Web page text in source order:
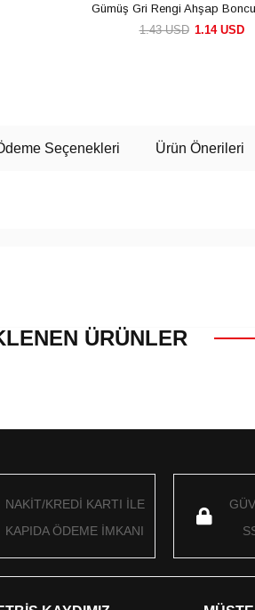
Gümüş Gri Rengi Ahşap
1.14 USD
1.43 USD
Seçenekleri Ürün Önerileri
ÜRÜNLER
NAKİT/KREDİ KARTI İLE
KAPIDA ÖDEME İMKANI